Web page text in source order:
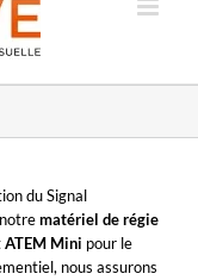
du Signal
matériel de régie
ATEM Mini pour le
nous assurons